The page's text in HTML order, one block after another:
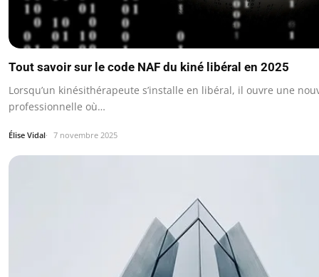
Tout savoir sur le code NAF du kiné libéral en 2025
Lorsqu’un kinésithérapeute s’installe en libéral, il ouvre une
professionnelle où…
Élise Vidal 7 novembre 2025